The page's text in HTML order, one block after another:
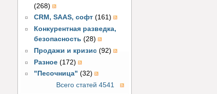
(268)
CRM, SAAS, софт (161)
Конкурентная разведка,
безопасность (28)
Продажи и кризис (92)
Разное (172)
"Песочница" (32)
Всего статей 4541